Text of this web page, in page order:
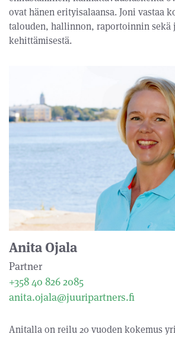
ovat hänen erityisalaansa. Joni vastaa
talouden, hallinnon, raportoinnin sekä
kehittämisestä.
Anita Ojala
Partner
+358 40 826 2085
anita.ojala@juuripartners.fi
Anitalla on reilu 20 vuoden kokemus